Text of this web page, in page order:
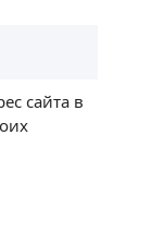
сайта в